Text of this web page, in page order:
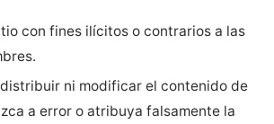
con fines ilícitos o contrarios a las
ni modificar el contenido de
a error o atribuya falsamente la